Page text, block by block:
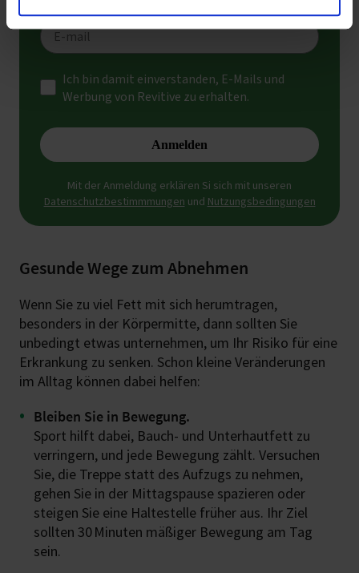
Gesunde Wege zum Abnehmen
Wenn Sie zu viel Fett mit sich herumtragen,
besonders in der Körpermitte, dann sollten Sie
unbedingt etwas unternehmen, um Ihr Risiko für eine
Erkrankung zu senken. Schon kleine Veränderungen
im Alltag können dabei helfen:
Bleiben Sie in Bewegung.
Sport hilft dabei, Bauch- und Unterhautfett zu
verringern, und jede Bewegung zählt. Versuchen
Sie, die Treppe statt des Aufzugs zu nehmen,
gehen Sie in der Mittagspause spazieren oder
steigen Sie eine Haltestelle früher aus. Ihr Ziel
sollten 30 Minuten mäßiger Bewegung am Tag
sein.